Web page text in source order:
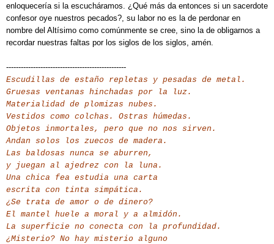
enloquecería si la escucháramos. ¿Qué más da entonces si un sacerdote
confesor oye nuestros pecados?, su labor no es la de perdonar en
nombre del Altísimo como comúnmente se cree, sino la de obligarnos a
recordar nuestras faltas por los siglos de los siglos, amén.
-------------------------------------------------
Escudillas de estaño repletas y pesadas de metal.
Gruesas ventanas hinchadas por la luz.
Materialidad de plomizas nubes.
Vestidos como colchas. Ostras húmedas.
Objetos inmortales, pero que no nos sirven.
Andan solos los zuecos de madera.
Las baldosas nunca se aburren,
y juegan al ajedrez con la luna.
Una chica fea estudia una carta
escrita con tinta simpática.
¿Se trata de amor o de dinero?
El mantel huele a moral y a almidón.
La superficie no conecta con la profundidad.
¿Misterio? No hay misterio alguno